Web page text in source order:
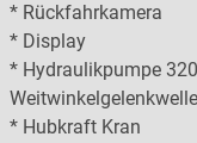
* Rückfahrkamera
* Display
* Hydraulikpumpe
Weitwinkelgelenkwelle
* Hubkraft Kran